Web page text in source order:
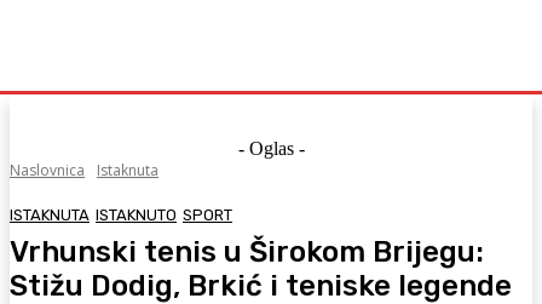
- Oglas -
Naslovnica
Istaknuta
ISTAKNUTA ISTAKNUTO SPORT
Vrhunski tenis u Širokom Brijegu:
Stižu Dodig, Brkić i teniske legende